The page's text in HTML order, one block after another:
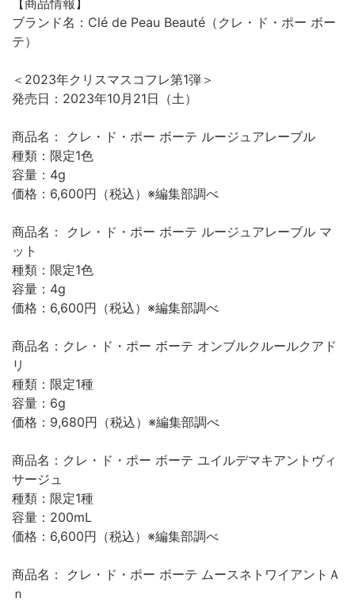
ブランド名：Clé de Peau Beauté（クレ・ド・ポー ボー
テ）
＜2023年クリスマスコフレ第1弾＞
発売日：2023年10月21日（土）
商品名： クレ・ド・ポー ボーテ ルージュアレーブル
種類：限定1色
容量：4g
価格：6,600円（税込）※編集部調べ
商品名： クレ・ド・ポー ボーテ ルージュアレーブル マ
ット
種類：限定1色
容量：4g
価格：6,600円（税込）※編集部調べ
商品名：クレ・ド・ポー ボーテ オンブルクルールクアド
リ
種類：限定1種
容量：6g
価格：9,680円（税込）※編集部調べ
商品名：クレ・ド・ポー ボーテ ユイルデマキアントヴィ
サージュ
種類：限定1種
容量：200mL
価格：6,600円（税込）※編集部調べ
商品名： クレ・ド・ポー ボーテ ムースネトワイアントＡ
ｎ